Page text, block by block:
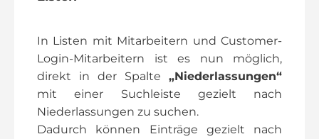
In Listen mit Mitarbeitern und Customer-
Login-Mitarbeitern ist es nun möglich,
direkt in der Spalte „Niederlassungen“
mit einer Suchleiste gezielt nach
Niederlassungen zu suchen.
Dadurch können Einträge gezielt nach